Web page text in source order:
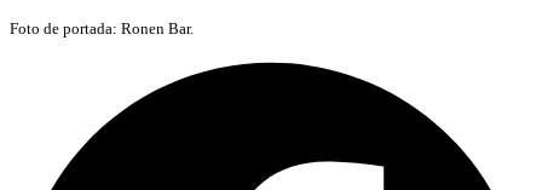
Foto de portada: Ronen Bar.